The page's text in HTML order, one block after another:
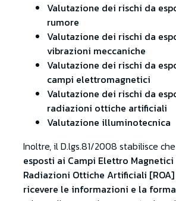
Valutazione dei rischi da
rumore
Valutazione dei rischi da
vibrazioni meccaniche
Valutazione dei rischi da
campi elettromagnetici
Valutazione dei rischi da
radiazioni ottiche artificiali
Valutazione illuminotecnica
Inoltre, il D.lgs.81/2008 stabilisce che
esposti ai Campi Elettro Magnetici
Radiazioni Ottiche Artificiali
ricevere le informazioni e la